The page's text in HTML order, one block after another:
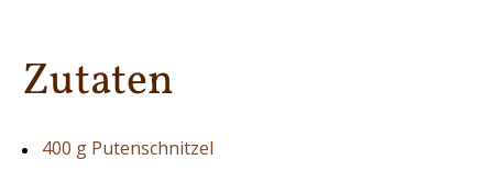
Zutaten
400 g Putenschnitzel